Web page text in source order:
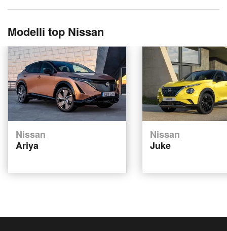
Modelli top Nissan
Nissan
Ariya
Nissan
Juke